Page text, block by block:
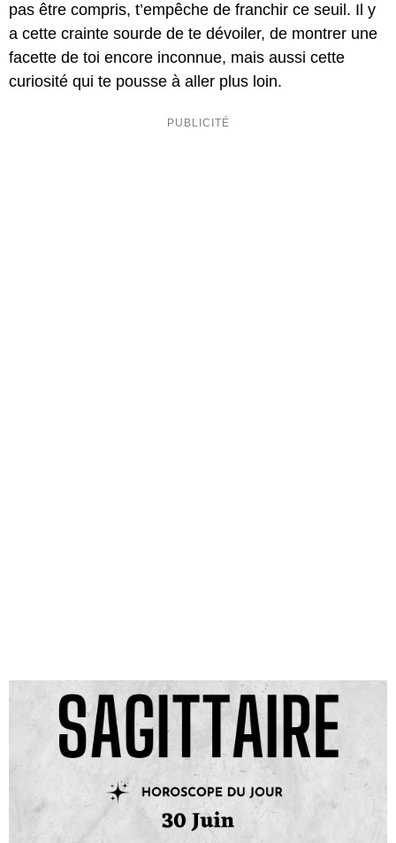
pas être compris, t’empêche de franchir ce seuil. Il y
a cette crainte sourde de te dévoiler, de montrer une
facette de toi encore inconnue, mais aussi cette
curiosité qui te pousse à aller plus loin.